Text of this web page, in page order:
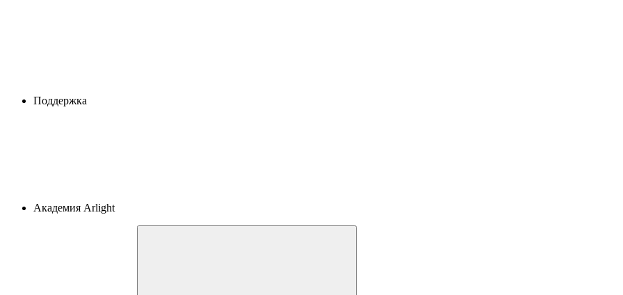
Поддержка
Академия Arlight